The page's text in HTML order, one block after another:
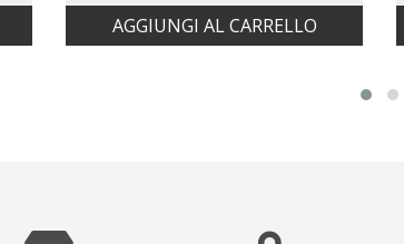
AGGIUNGI AL CARRELLO